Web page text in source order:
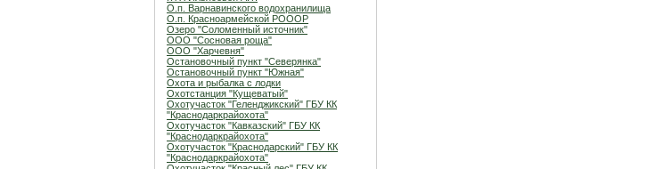
О.п. Варнавинского водохранилища
О.п. Красноармейской РОООР
Озеро "Соломенный источник"
ООО "Сосновая роща"
ООО "Харчевня"
Остановочный пункт "Северянка"
Остановочный пункт "Южная"
Охота и рыбалка с лодки
Охотстанция "Кущеватый"
Охотучасток "Геленджикский" ГБУ КК
"Краснодаркрайохота"
Охотучасток "Кавказский" ГБУ КК
"Краснодаркрайохота"
Охотучасток "Краснодарский" ГБУ КК
"Краснодаркрайохота"